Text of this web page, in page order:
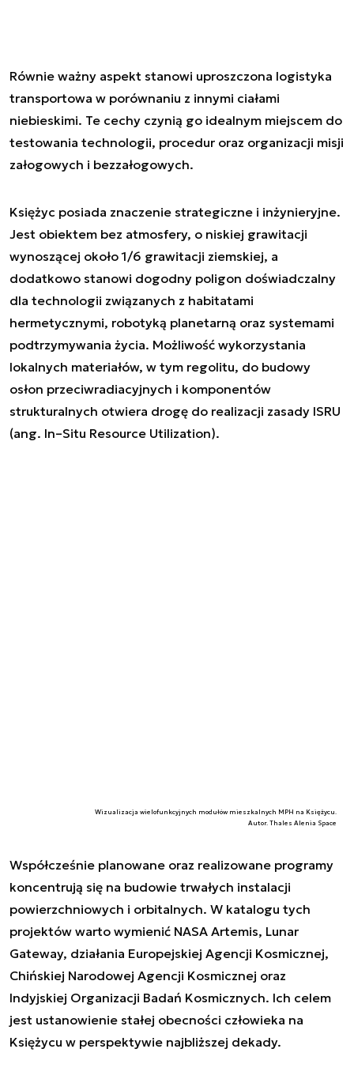
Równie ważny aspekt stanowi uproszczona logistyka
transportowa w porównaniu z innymi ciałami
niebieskimi. Te cechy czynią go idealnym miejscem do
testowania technologii, procedur oraz organizacji misji
załogowych i bezzałogowych.
Księżyc posiada znaczenie strategiczne i inżynieryjne.
Jest obiektem bez atmosfery, o niskiej grawitacji
wynoszącej około 1/6 grawitacji ziemskiej, a
dodatkowo stanowi dogodny poligon doświadczalny
dla technologii związanych z habitatami
hermetycznymi, robotyką planetarną oraz systemami
podtrzymywania życia. Możliwość wykorzystania
lokalnych materiałów, w tym regolitu, do budowy
osłon przeciwradiacyjnych i komponentów
strukturalnych otwiera drogę do realizacji zasady ISRU
(ang. In–Situ Resource Utilization).
Wizualizacja wielofunkcyjnych modułów mieszkalnych MPH na Księżycu.
Autor. Thales Alenia Space
Współcześnie planowane oraz realizowane programy
koncentrują się na budowie trwałych instalacji
powierzchniowych i orbitalnych. W katalogu tych
projektów warto wymienić NASA Artemis, Lunar
Gateway, działania Europejskiej Agencji Kosmicznej,
Chińskiej Narodowej Agencji Kosmicznej oraz
Indyjskiej Organizacji Badań Kosmicznych. Ich celem
jest ustanowienie stałej obecności człowieka na
Księżycu w perspektywie najbliższej dekady.